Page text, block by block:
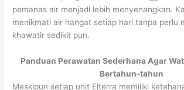
pemanas air menjadi lebih menyenangkan.
menikmati air hangat setiap hari tanpa perlu
khawatir sedikit pun.
Panduan Perawatan Sederhana Agar
Bertahun-tahun
Meskipun setiap unit Elterra memiliki